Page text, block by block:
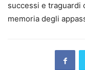
successi e traguardi
memoria degli